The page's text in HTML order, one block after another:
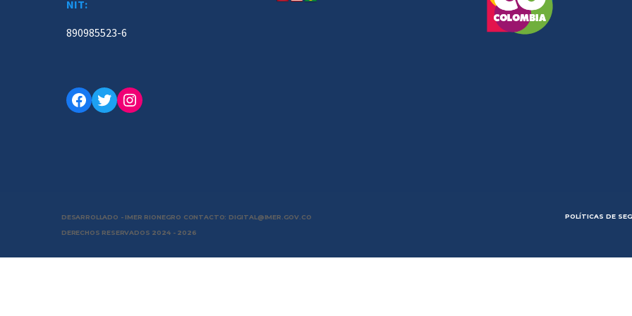
NIT:
890985523-6
Facebook
TwitterInstagram
DESARROLLADO - IMER RIONEGRO CONTACTO: DIGITAL@IMER.GOV.CO
DERECHOS RESERVADOS 2024 - 2026
POLÍTICAS DE